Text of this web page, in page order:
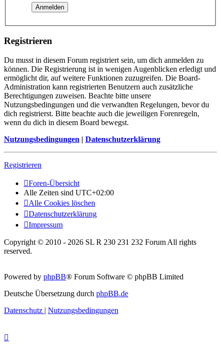
Registrieren
Du musst in diesem Forum registriert sein, um dich anmelden zu
können. Die Registrierung ist in wenigen Augenblicken erledigt und
ermöglicht dir, auf weitere Funktionen zuzugreifen. Die Board-
Administration kann registrierten Benutzern auch zusätzliche
Berechtigungen zuweisen. Beachte bitte unsere
Nutzungsbedingungen und die verwandten Regelungen, bevor du
dich registrierst. Bitte beachte auch die jeweiligen Forenregeln,
wenn du dich in diesem Board bewegst.
Nutzungsbedingungen | Datenschutzerklärung
Registrieren
Foren-Übersicht
Alle Zeiten sind UTC+02:00
Alle Cookies löschen
Datenschutzerklärung
Impressum
Copyright © 2010 - 2026 SL R 230 231 232 Forum All rights
reserved.
Powered by phpBB® Forum Software © phpBB Limited
Deutsche Übersetzung durch phpBB.de
Datenschutz | Nutzungsbedingungen